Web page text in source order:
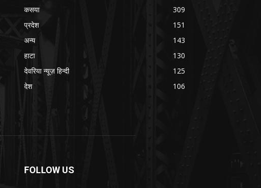
कसया
309
प्रदेश
151
अन्य
143
हाटा
130
देवरिया न्यूज़ हिन्दी
125
देश
106
FOLLOW US